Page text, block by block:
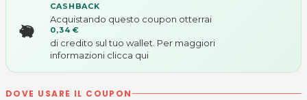
CASHBACK
Acquistando questo coupon otterrai
0,34 €
di credito sul tuo wallet. Per maggiori
informazioni clicca qui
DOVE USARE IL COUPON